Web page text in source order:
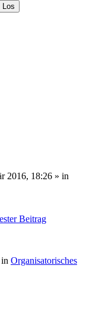
2016, 18:26 » in
Beitrag
Organisatorisches